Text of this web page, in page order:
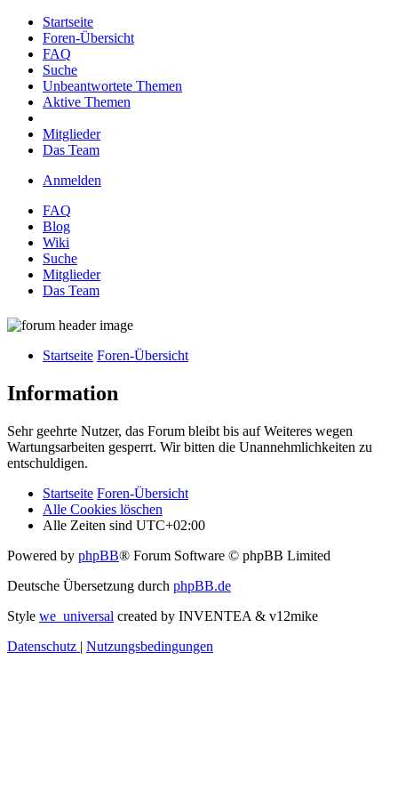
Startseite
Foren-Übersicht
FAQ
Suche
Unbeantwortete Themen
Aktive Themen
Mitglieder
Das Team
Anmelden
FAQ
Blog
Wiki
Suche
Mitglieder
Das Team
Startseite Foren-Übersicht
Information
Sehr geehrte Nutzer, das Forum bleibt bis auf Weiteres wegen
Wartungsarbeiten gesperrt. Wir bitten die Unannehmlichkeiten zu
entschuldigen.
Startseite Foren-Übersicht
Alle Cookies löschen
Alle Zeiten sind UTC+02:00
Powered by phpBB® Forum Software © phpBB Limited
Deutsche Übersetzung durch phpBB.de
Style we_universal created by INVENTEA & v12mike
Datenschutz | Nutzungsbedingungen